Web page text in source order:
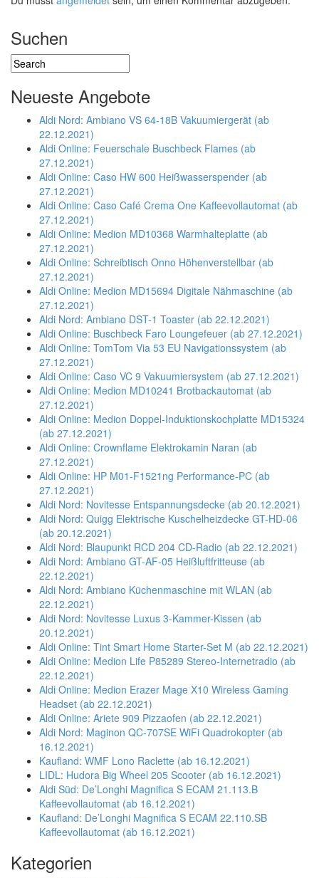
Suchen
Neueste Angebote
Aldi Nord: Ambiano VS 64-18B Vakuumiergerät (ab
22.12.2021)
Aldi Online: Feuerschale Buschbeck Flames (ab
27.12.2021)
Aldi Online: Caso HW 600 Heißwasserspender (ab
27.12.2021)
Aldi Online: Caso Café Crema One Kaffeevollautomat (ab
27.12.2021)
Aldi Online: Medion MD10368 Warmhalteplatte (ab
27.12.2021)
Aldi Online: Schreibtisch Onno Höhenverstellbar (ab
27.12.2021)
Aldi Online: Medion MD15694 Digitale Nähmaschine (ab
27.12.2021)
Aldi Nord: Ambiano DST-1 Toaster (ab 22.12.2021)
Aldi Online: Buschbeck Faro Loungefeuer (ab 27.12.2021)
Aldi Online: TomTom Via 53 EU Navigationssystem (ab
27.12.2021)
Aldi Online: Caso VC 9 Vakuumiersystem (ab 27.12.2021)
Aldi Online: Medion MD10241 Brotbackautomat (ab
27.12.2021)
Aldi Online: Medion Doppel-Induktionskochplatte MD15324
(ab 27.12.2021)
Aldi Online: Crownflame Elektrokamin Naran (ab
27.12.2021)
Aldi Online: HP M01-F1521ng Performance-PC (ab
27.12.2021)
Aldi Nord: Novitesse Entspannungsdecke (ab 20.12.2021)
Aldi Nord: Quigg Elektrische Kuschelheizdecke GT-HD-06
(ab 20.12.2021)
Aldi Nord: Blaupunkt RCD 204 CD-Radio (ab 22.12.2021)
Aldi Nord: Ambiano GT-AF-05 Heißluftfritteuse (ab
22.12.2021)
Aldi Nord: Ambiano Küchenmaschine mit WLAN (ab
22.12.2021)
Aldi Nord: Novitesse Luxus 3-Kammer-Kissen (ab
20.12.2021)
Aldi Online: Tint Smart Home Starter-Set M (ab 22.12.2021)
Aldi Online: Medion Life P85289 Stereo-Internetradio (ab
22.12.2021)
Aldi Online: Medion Erazer Mage X10 Wireless Gaming
Headset (ab 22.12.2021)
Aldi Online: Ariete 909 Pizzaofen (ab 22.12.2021)
Aldi Nord: Maginon QC-707SE WiFi Quadrokopter (ab
16.12.2021)
Kaufland: WMF Lono Raclette (ab 16.12.2021)
LIDL: Hudora Big Wheel 205 Scooter (ab 16.12.2021)
Aldi Süd: De’Longhi Magnifica S ECAM 21.113.B
Kaffeevollautomat (ab 16.12.2021)
Kaufland: De’Longhi Magnifica S ECAM 22.110.SB
Kaffeevollautomat (ab 16.12.2021)
Kategorien